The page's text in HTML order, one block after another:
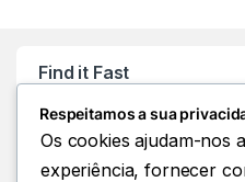
Find it Fast
Respeitamos a sua
Os cookies ajudam-nos
experiência, fornecer